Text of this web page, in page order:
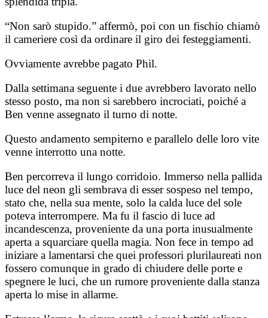
“Non sarò stupido.” affermò, poi con un fischio chiamò
il cameriere così da ordinare il giro dei festeggiamenti.
Ovviamente avrebbe pagato Phil.
Dalla settimana seguente i due avrebbero lavorato nello
stesso posto, ma non si sarebbero incrociati, poiché a
Ben venne assegnato il turno di notte.
Questo andamento sempiterno e parallelo delle loro vite
venne interrotto una notte.
Ben percorreva il lungo corridoio. Immerso nella pallida
luce del neon gli sembrava di esser sospeso nel tempo,
stato che, nella sua mente, solo la calda luce del sole
poteva interrompere. Ma fu il fascio di luce ad
incandescenza, proveniente da una porta inusualmente
aperta a squarciare quella magia. Non fece in tempo ad
iniziare a lamentarsi che quei professori plurilaureati non
fossero comunque in grado di chiudere delle porte e
spegnere le luci, che un rumore proveniente dalla stanza
aperta lo mise in allarme.